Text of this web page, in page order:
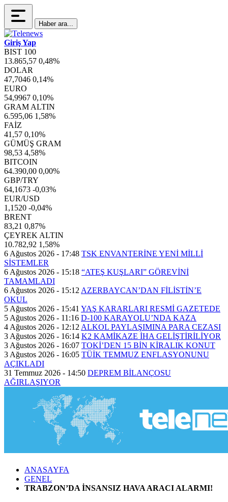
Haber ara...
Giriş Yap
BIST 100
13.865,57 0,48%
DOLAR
47,7046 0,14%
EURO
54,9967 0,10%
GRAM ALTIN
6.595,06 1,58%
FAİZ
41,57 0,10%
GÜMÜŞ GRAM
98,53 4,58%
BITCOIN
64.390,00 0,00%
GBP/TRY
64,1673 -0,03%
EUR/USD
1,1520 -0,04%
BRENT
83,21 0,87%
ÇEYREK ALTIN
10.782,92 1,58%
6 Ağustos 2026 - 17:48 TSK ENVANTERİNE YENİ MİLLİ
SİSTEMLER
6 Ağustos 2026 - 15:18 “ATEŞ KUŞLARI” GÖREVİNİ
TAMAMLADI
6 Ağustos 2026 - 15:12 AZERBAYCAN’DAN FİLİSTİN’E
OKUL
5 Ağustos 2026 - 15:41 YAŞ KARARLARI RESMİ GAZETEDE
5 Ağustos 2026 - 11:16 D-100 KARAYOLU’NDA KAZA
4 Ağustos 2026 - 12:12 ALKOL PAYLAŞIMINA PARA CEZASI
3 Ağustos 2026 - 16:14 K2 KAMİKAZE İHA GELİŞTİRİLİYOR
3 Ağustos 2026 - 16:07 TOKİ’DEN 15 BİN KİRALIK KONUT
3 Ağustos 2026 - 16:05 TÜİK TEMMUZ ENFLASYONUNU
AÇIKLADI
31 Temmuz 2026 - 14:50 DEPREM BİLANÇOSU
AĞIRLAŞIYOR
ANASAYFA
GENEL
TRABZON’DA İNSANSIZ HAVA ARACI ALARMI!